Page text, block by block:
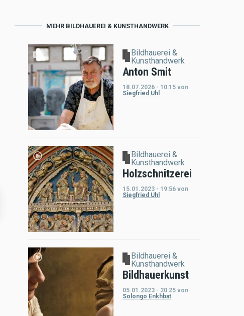
MEHR BILDHAUEREI & KUNSTHANDWERK
Bildhauerei &
Kunsthandwerk
Anton Smit
18.07.2026 - 10:15 von
Siegfried Uhl
Bildhauerei &
Kunsthandwerk
Holzschnitzerei
15.01.2023 - 19:56 von
Siegfried Uhl
Bildhauerei &
Kunsthandwerk
Bildhauerkunst
05.01.2023 - 20:25 von
Solongo Enkhbat